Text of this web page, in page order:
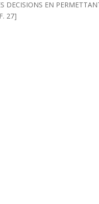
DECISIONS EN
27]